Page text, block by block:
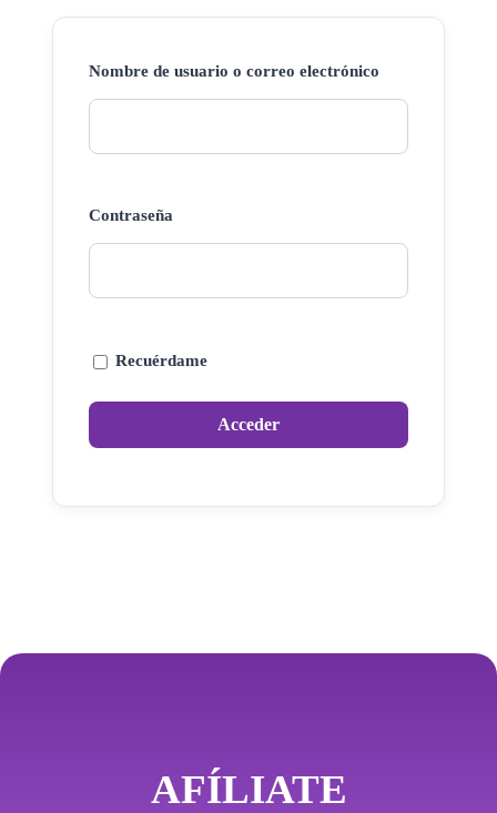
Nombre de usuario o correo electrónico
Contraseña
Recuérdame
AFÍLIATE